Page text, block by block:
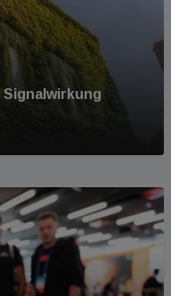
Signalwirkung